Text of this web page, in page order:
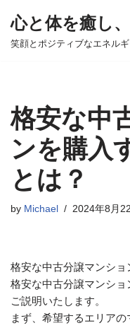
コ
ツ
へ
ス
キ
ッ
プ
心と体を癒し
笑顔とポジティブなエネル
格安な中
ンを購入
とは？
by Michael 2024年8月
格安な中古分譲マンショ
格安な中古分譲マンショ
ご説明いたします。
まず、希望するエリア